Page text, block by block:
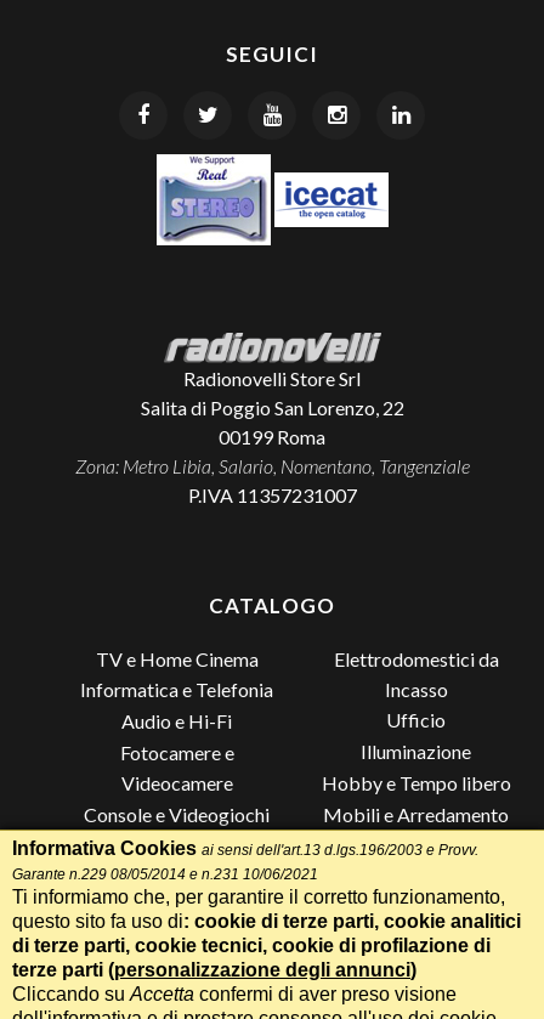
SEGUICI
Radionovelli Store Srl
Salita di Poggio San Lorenzo, 22
00199 Roma
Zona: Metro Libia, Salario, Nomentano, Tangenziale
P.IVA 11357231007
CATALOGO
TV e Home Cinema
Informatica e Telefonia
Audio e Hi-Fi
Fotocamere e
Videocamere
Console e Videogiochi
Piccoli Elettrodomestici
Grandi Elettrodomestici e
Climatizzazione
Elettrodomestici da
Incasso
Ufficio
Illuminazione
Hobby e Tempo libero
Mobili e Arredamento
Lista di Nozze
Termini e Condizioni-Privacy Cookie
Whatsapp Chiama
Informativa Cookies ai sensi dell'art.13 d.lgs.196/2003 e Provv.
Garante n.229 08/05/2014 e n.231 10/06/2021
Ti informiamo che, per garantire il corretto funzionamento,
questo sito fa uso di: cookie di terze parti, cookie analitici
di terze parti, cookie tecnici, cookie di profilazione di
terze parti (personalizzazione degli annunci)
Cliccando su Accetta confermi di aver preso visione